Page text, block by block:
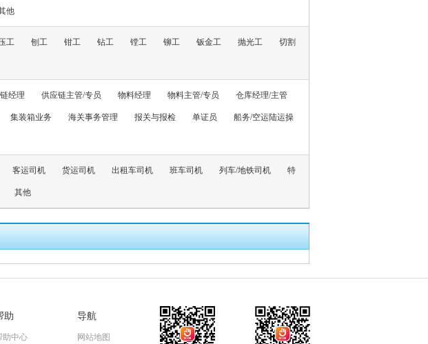
他
工 刨工 钳工 钻工 镗工 铆工 钣金工 抛光工 切割
经理 供应链主管/专员 物料经理 物料主管/专员 仓库经理/主管
集装箱业务 海关事务管理 报关与报检 单证员 船务/空运陆运操
客运司机 货运司机 出租车司机 班车司机 列车/地铁司机 特
其他
助
助中心
导航
网站地图